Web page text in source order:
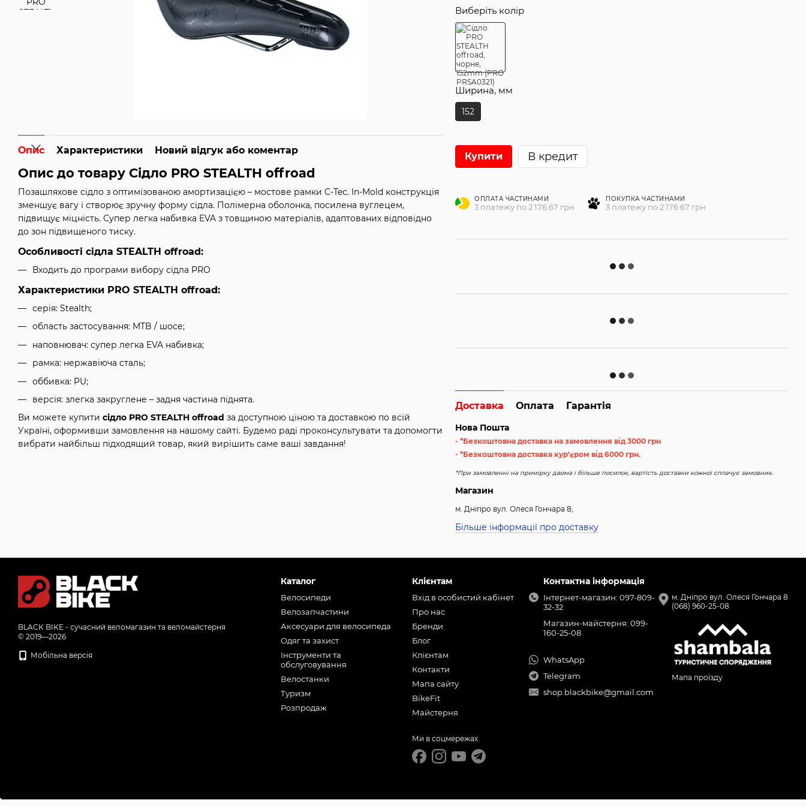
Опис Характеристики Новий відгук або коментар
Опис до товару Сідло PRO STEALTH offroad
Позашляхове сідло з оптимізованою амортизацією – мостове рамки C-Tec. In-Mold конструкція
зменшує вагу і створює зручну форму сідла. Полімерна оболонка, посилена вуглецем,
підвищує міцність. Супер легка набивка EVA з товщиною матеріалів, адаптованих відповідно
до зон підвищеного тиску.
Особливості сідла STEALTH offroad:
Входить до програми вибору сідла PRO
Характеристики PRO STEALTH offroad:
серія: Stealth;
область застосування: MTB / шосе;
наповнювач: супер легка EVA набивка;
рамка: нержавіюча сталь;
оббивка: PU;
версія: злегка закруглене – задня частина піднята.
Ви можете купити сідло PRO STEALTH offroad за доступною ціною та доставкою по всій
Україні, оформивши замовлення на нашому сайті. Будемо раді проконсультувати та допомогти
вибрати найбільш підходящий товар, який вирішить саме ваші завдання!
Виберіть колір
Ширина, мм
152
Купити В кредит
ОПЛАТА ЧАСТИНАМИ
3 платежу по 2 176.67 грн
ПОКУПКА ЧАСТИНАМИ
3 платежу по 2 176.67 грн
Доставка Оплата Гарантія
Нова Пошта
- *Безкоштовна доставка на замовлення від 3000 грн
- *Безкоштовна доставка кур'єром від 6000 грн.
*При замовленні на примірку двома і більше посилок, вартість доставки кожної сплачує замовник.
Магазин
м. Дніпро вул. Олеся Гончара 8;
Більше інформації про доставку
BLACK BIKE - сучасний веломагазин та веломайстерня
© 2019—2026
Мобільна версія
Каталог
Велосипеди
Велозапчастини
Аксесуари для велосипеда
Одяг та захист
Інструменти та
обслуговування
Велостанки
Туризм
Розпродаж
Клієнтам
Вхід в особистий кабінет
Про нас
Бренди
Блог
Клієнтам
Контакти
Мапа сайту
BikeFit
Майстерня
Ми в соцмережах
Контактна інформація
Інтернет-магазин: 097-809-
32-32
Магазин-майстерня: 099-
160-25-08
WhatsApp
Telegram
shop.blackbike@gmail.com
м. Дніпро вул. Олеся Гончара 8
(068) 960-25-08
Мапа проїзду